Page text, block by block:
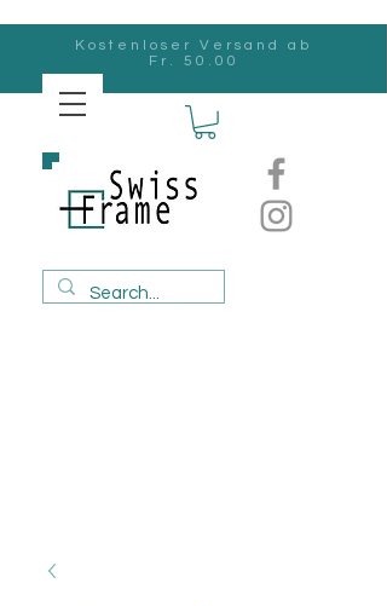
Kostenloser Versand ab
Fr. 50.00
Swiss
Frame